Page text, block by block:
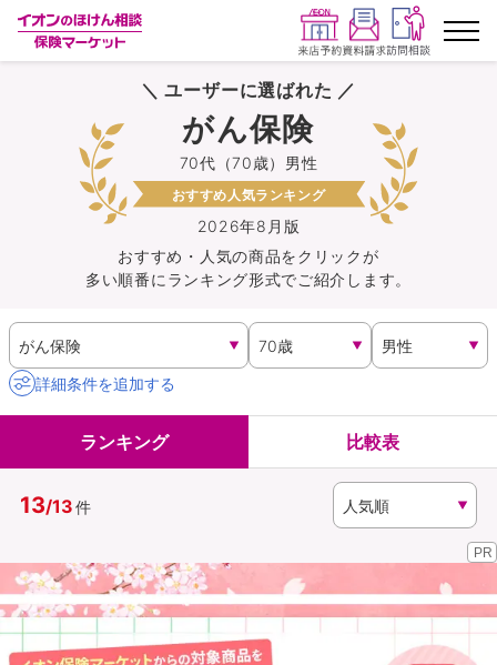
ランキングから探す
保険を比較する
保険会社から探す
イオンカード会員さま専用保険
キャンペーン一覧
イオングループ従業員さま向け
資料請求
（無料）
訪問相談
＼ ユーザーに選ばれた ／
2026年8月版
70代（70歳）男性
がん保険
おすすめ人気ランキング
おすすめ・人気の商品をクリックが
多い順番にランキング形式でご紹介します。
詳細条件を追加する
ランキング 比較表
13/13件
PR